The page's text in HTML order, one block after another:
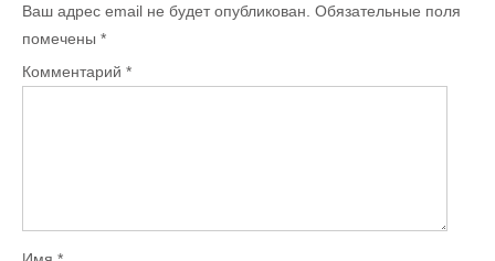
Ваш адрес email не будет опубликован. Обязательные поля
помечены *
Комментарий *